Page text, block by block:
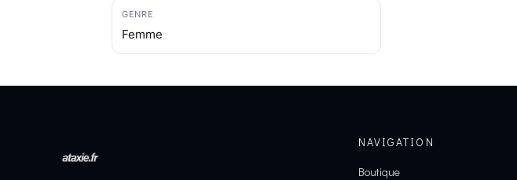
GENRE
Femme
NAVIGATION
Boutique